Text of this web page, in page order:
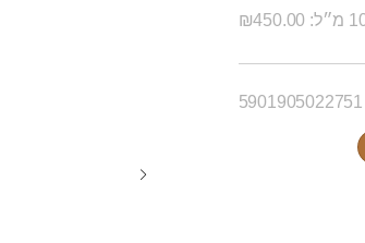
SKU:
5901905022751